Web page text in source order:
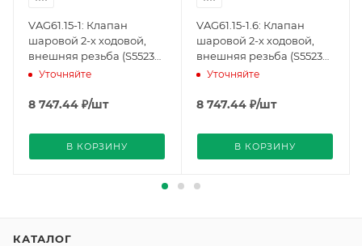
VAG61.15-1: Клапан
шаровой 2-х ходовой,
внешняя резьба (S55230-
V100), Siemens
Уточняйте
8 747.44 ₽/шт
В КОРЗИНУ
VAG61.15-1.6: Клапан
шаровой 2-х ходовой,
внешняя резьба (S55230-
V101), Siemens
Уточняйте
8 747.44 ₽/шт
В КОРЗИНУ
КАТАЛОГ